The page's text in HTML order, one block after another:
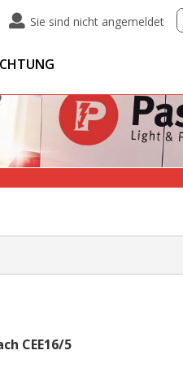
Sie sind nicht angemeldet
CEE16/5